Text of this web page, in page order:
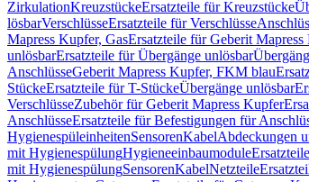
ZirkulationKreuzstückeErsatzteile für Kreuzstücke
lösbarVerschlüsseErsatzteile für Verschlüsse
Mapress Kupfer, GasErsatzteile für Geberit Mapress
unlösbarErsatzteile für Übergänge unlösbar
AnschlüsseGeberit Mapress Kupfer, FKM blau
StückeErsatzteile für T-StückeÜbergänge unlösbar
VerschlüsseZubehör für Geberit Mapress Kupfer
AnschlüsseErsatzteile für Befestigungen für
HygienespüleinheitenSensorenKabelAbdeckungen
mit HygienespülungHygieneeinbaumodule
mit HygienespülungSensorenKabelNetzteile